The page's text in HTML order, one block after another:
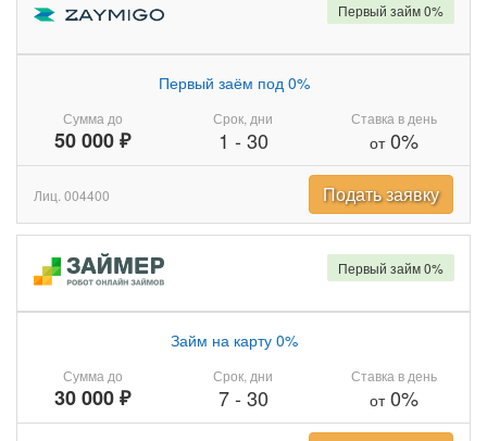
Сумма до
50 000 ₽
Первый заём под 0%
Срок, дни
1 - 30
Ставка в день
от0%
Первый займ 0%
Лиц. 004400 Подать заявку
Сумма до
30 000 ₽
Займ на карту 0%
Срок, дни
7- 30
Ставка в день
от0%
Первый займ 0%